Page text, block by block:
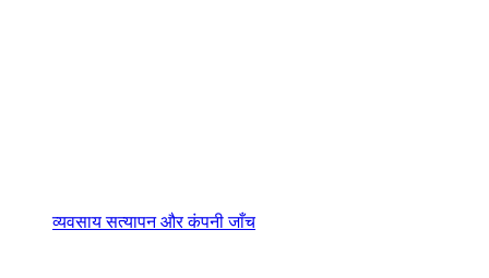
व्यवसाय सत्यापन और कंपनी जाँच